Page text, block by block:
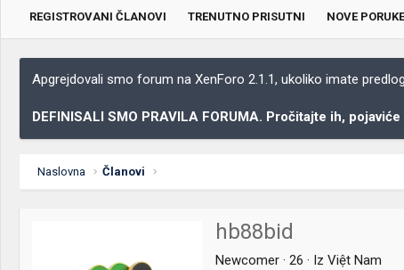
REGISTROVANI ČLANOVI TRENUTNO PRISUTNI NOVE
Apgrejdovali smo forum na XenForo 2.1.1, ukoliko imate
DEFINISALI SMO PRAVILA FORUMA. Pročitajte ih,
Naslovna Članovi
hb88bid
Newcomer · 26 · Iz Việt Nam